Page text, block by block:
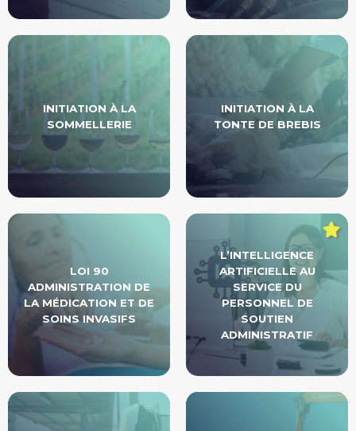
INITIATION À LA
SOMMELLERIE
INITIATION À LA
TONTE DE BREBIS
LOI 90
ADMINISTRATION DE
LA MÉDICATION ET DE
SOINS INVASIFS
L’INTELLIGENCE
ARTIFICIELLE AU
SERVICE DU
PERSONNEL DE
SOUTIEN
ADMINISTRATIF